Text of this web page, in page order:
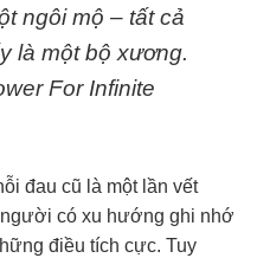
ngôi mộ – tất cả
là một bộ xương.
For Infinite
đau cũ là một lần vết
có xu hướng ghi nhớ
điều tích cực. Tuy